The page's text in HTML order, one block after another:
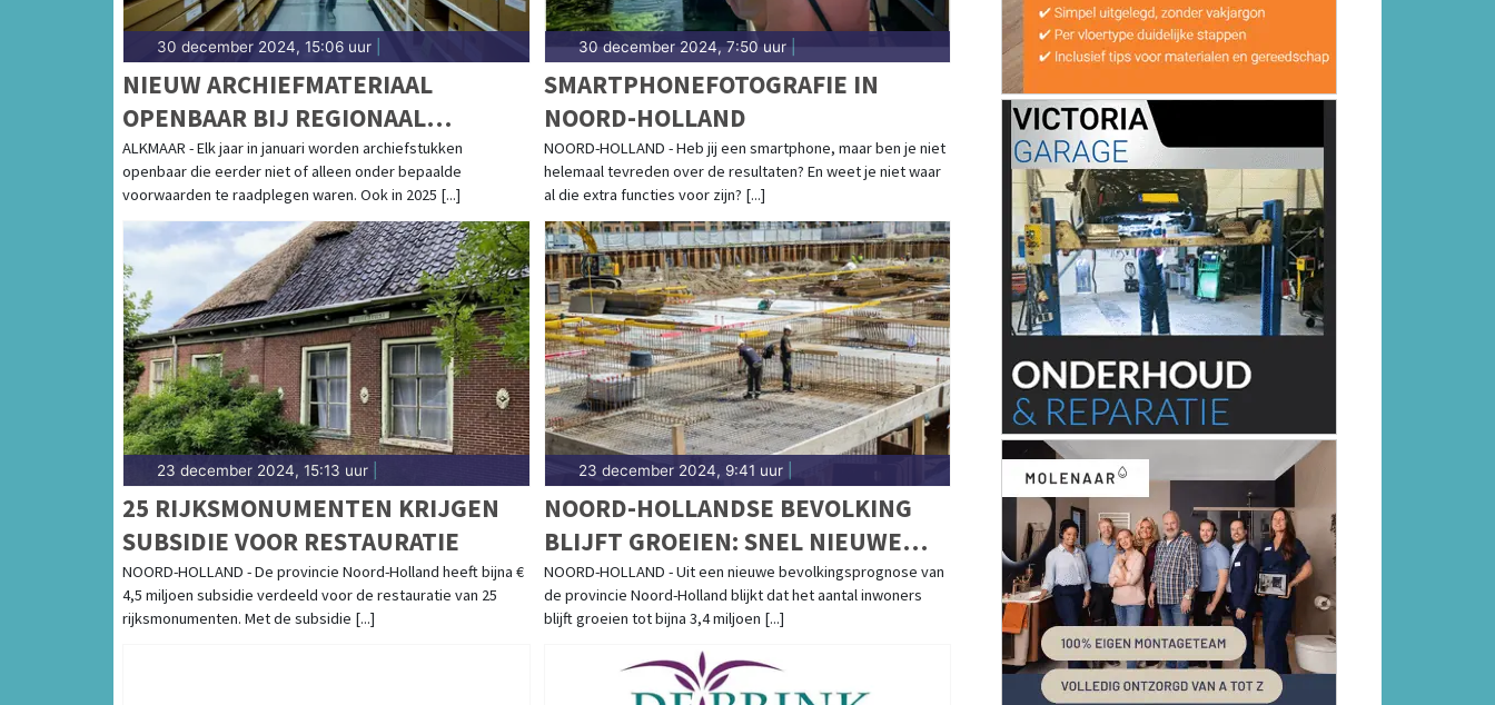
30 december 2024, 15:06 uur
NIEUW ARCHIEFMATERIAAL
OPENBAAR BIJ REGIONAAL
ARCHIEF. STUKKEN OVER
VERVOLGING VAN 'FOUTE'
NEDERLANDERS
ALKMAAR - Elk jaar in januari worden archiefstukken
openbaar die eerder niet of alleen onder bepaalde
voorwaarden te raadplegen waren. Ook in 2025 [...]
30 december 2024, 7:50 uur|
SMARTPHONEFOTOGRAFIE IN
NOORD-HOLLAND
NOORD-HOLLAND - Heb jij een smartphone, maar ben je niet
helemaal tevreden over de resultaten? En weet je niet waar
al die extra functies voor zijn? [...]
23 december 2024, 15:13 uur
25 RIJKSMONUMENTEN KRIJGEN
SUBSIDIE VOOR RESTAURATIE
NOORD-HOLLAND - De provincie Noord-Holland heeft bijna €
4,5 miljoen subsidie verdeeld voor de restauratie van 25
rijksmonumenten. Met de subsidie [...]
23 december 2024, 9:41 uur|
NOORD-HOLLANDSE BEVOLKING
BLIJFT GROEIEN: SNEL NIEUWE
HUIZEN NODIG
NOORD-HOLLAND - Uit een nieuwe bevolkingsprognose van
de provincie Noord-Holland blijkt dat het aantal inwoners
blijft groeien tot bijna 3,4 miljoen [...]